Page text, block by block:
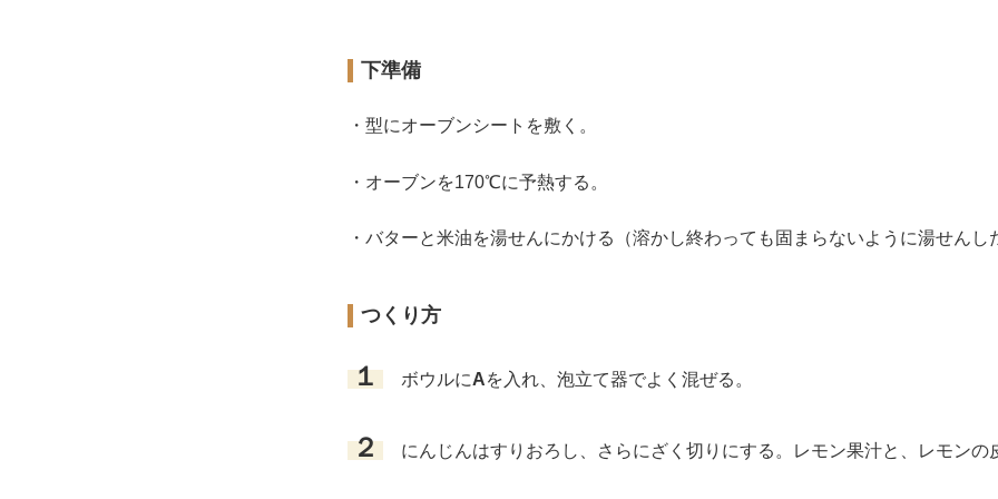
下準備
・型にオーブンシートを敷く。
・オーブンを170℃に予熱する。
・バターと米油を湯せんにかける（溶かし終わっても固まらないように湯せんし
つくり方
１ ボウルにAを入れ、泡立て器でよく混ぜる。
２ にんじんはすりおろし、さらにざく切りにする。レモン果汁と、レモンの